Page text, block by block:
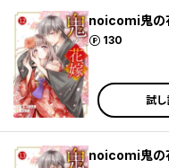
noicomi鬼の
130
ポイント
試
noicomi鬼の